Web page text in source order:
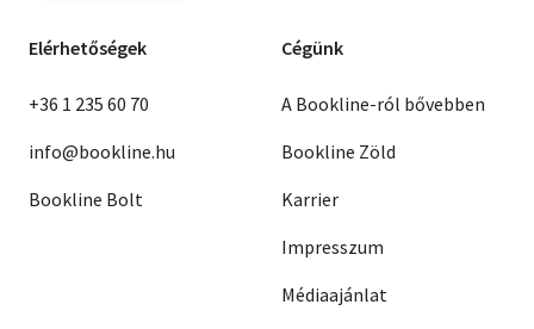
Elérhetőségek
+36 1 235 60 70
info@bookline.hu
Bookline Bolt
Cégünk
A Bookline-ról bővebben
Bookline Zöld
Karrier
Impresszum
Médiaajánlat